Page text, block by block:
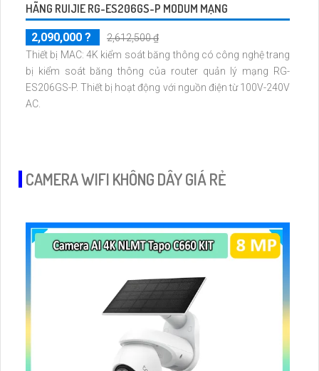
HÃNG RUIJIE RG-ES206GS-P MODUM MẠNG
2,090,000 ?
2,612,500 ₫
Thiết bị MAC: 4K kiểm soát băng thông có công nghệ trang
bị kiểm soát băng thông của router quản lý mạng RG-
ES206GS-P. Thiết bị hoạt động với nguồn điện từ 100V-240V
AC.
CAMERA WIFI KHÔNG DÂY GIÁ RẺ